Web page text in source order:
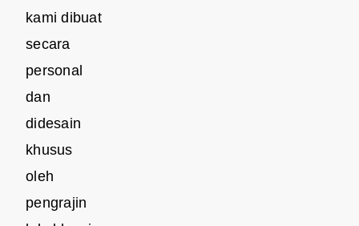
kami dibuat
secara
personal
dan
didesain
khusus
oleh
pengrajin